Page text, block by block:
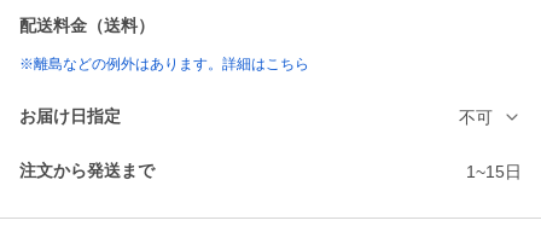
配送料金（送料）
※離島などの例外はあります。詳細はこちら
お届け日指定 不可
注文から発送まで 1~15日